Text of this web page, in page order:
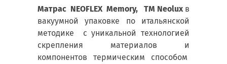
Матрас NEOFLEX Memory, ТМ Neolux в
вакуумной упаковке по итальянской
методике с уникальной технологией
скрепления материалов и
компонентов термическим способом